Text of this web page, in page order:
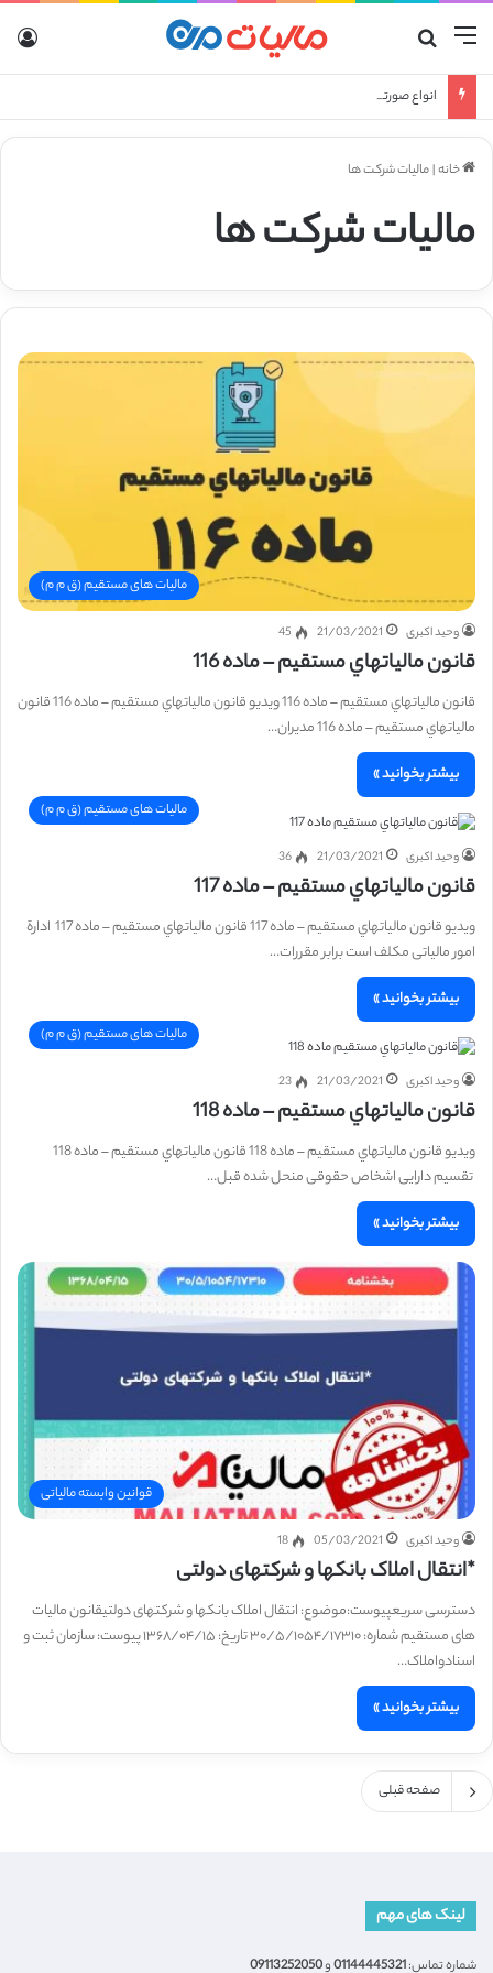
منو
انواع صورتحساب الکترونیکی
خانه|مالیات شرکت ها
مالیات شرکت ها
مالیات های مستقیم (ق م م)
وحید اکبری 21/03/2021
45
قانون مالياتهاي مستقيم – ماده 116
قانون مالياتهاي مستقيم – ماده 116 ویدیو قانون مالياتهاي مستقيم – ماده 116 قانون
مالياتهاي مستقيم – ماده 116 مدیران…
بیشتر بخوانید »
مالیات های مستقیم (ق م م)
وحید اکبری 21/03/2021
36
قانون مالياتهاي مستقيم – ماده 117
ویدیو قانون مالياتهاي مستقيم – ماده 117 قانون مالياتهاي مستقيم – ماده 117 ادارة
امور مالیاتی مکلف است برابر مقررات…
بیشتر بخوانید »
مالیات های مستقیم (ق م م)
وحید اکبری 21/03/2021
23
قانون مالياتهاي مستقيم – ماده 118
ویدیو قانون مالياتهاي مستقيم – ماده 118 قانون مالياتهاي مستقيم – ماده 118
تقسیم دارایی اشخاص حقوقی منحل شده قبل…
بیشتر بخوانید »
قوانین وابسته مالیاتی
وحید اکبری 05/03/2021
18
*انتقال املاک بانکها و شرکتهای دولتی
دسترسی سریعپیوست:موضوع: انتقال املاک بانکها و شرکتهای دولتیقانون مالیات
های مستقیم شماره: ۳۰/۵/۱۰۵۴/۱۷۳۱۰ تاریخ: ۱۳۶۸/۰۴/۱۵ پیوست: سازمان ثبت و
اسنادواملاک…
بیشتر بخوانید »
صفحه قبلی
لینک های مهم
شماره تماس:01144445321و09113252050